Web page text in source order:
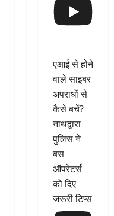
एआई से होने
वाले साइबर
अपराधों से
कैसे बचें?
नाथद्वारा
पुलिस ने
बस
ऑपरेटर्स
को दिए
जरूरी टिप्स